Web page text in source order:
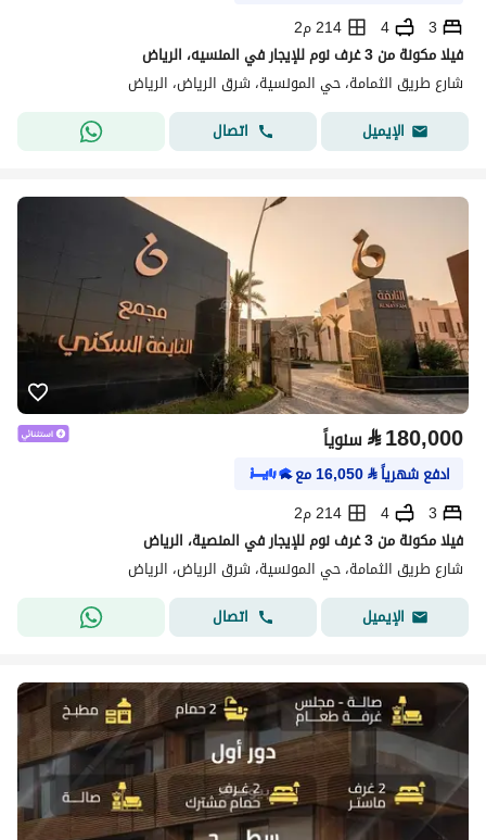
3
4
214 م2
فيلا مكونة من 3 غرف نوم للإيجار في المنسيه، الرياض
شارع طريق الثمامة، حي المونسية، شرق الرياض، الرياض
الإيميل
اتصال
⃁180,000 سنوياً
ادفع شهرياً⃁
16,050مع
3
4
214 م2
فيلا مكونة من 3 غرف نوم للإيجار في المنصية، الرياض
شارع طريق الثمامة، حي المونسية، شرق الرياض، الرياض
الإيميل
اتصال